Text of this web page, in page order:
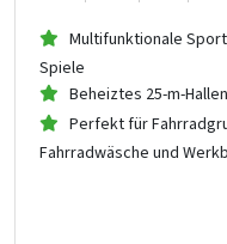
Multifunktionale
Spiele
Beheiztes 25-m-
Perfekt für
Fahrradwäsche und